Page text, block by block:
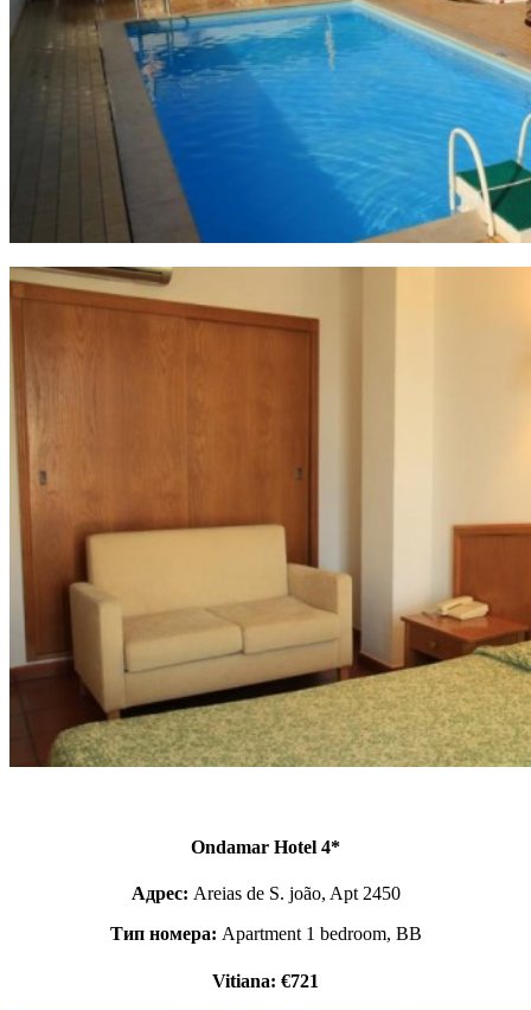
Ondamar Hotel 4*
Адрес: Areias de S. joão, Apt 2450
Тип номера: Apartment 1 bedroom, BB
Vitiana: €721